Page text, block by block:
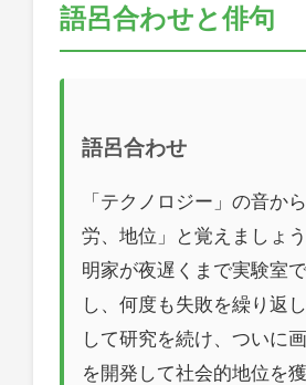
語呂合わせと俳句
語呂合わせ
「テクノロジー」の音か
労、地位」と覚えましょ
明家が夜遅くまで実験室
し、何度も失敗を繰り返
して研究を続け、ついに
を開発して社会的地位を